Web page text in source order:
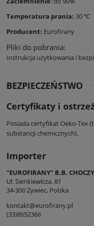
Temperatura prania: 30 ℃
Producent: Eurofirany
Pliki do pobrania:
Instrukcja użytkowania i
BEZPIECZEŃSTWO
Certyfikaty i
Posiada certyfikat Oeko-Tex
substancji chemicznych).
Importer
"EUROFIRANY" B.B.
Ul. Sienkiewicza, 81
34-300 Żywiec, Polska
kontakt@eurofirany.pl
(33)8652366